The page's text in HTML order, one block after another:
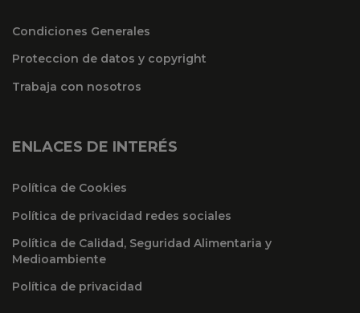
Condiciones Generales
Proteccion de datos y copyright
Trabaja con nosotros
ENLACES DE INTERÉS
Política de Cookies
Política de privacidad redes sociales
Política de Calidad, Seguridad Alimentaria y
Medioambiente
Política de privacidad